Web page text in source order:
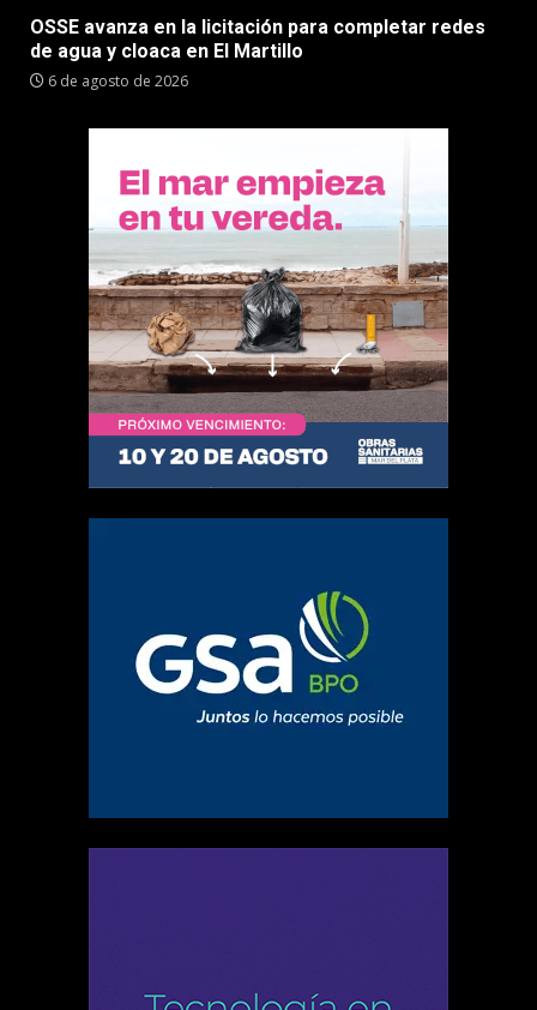
OSSE avanza en la licitación para completar redes
de agua y cloaca en El Martillo
6 de agosto de 2026